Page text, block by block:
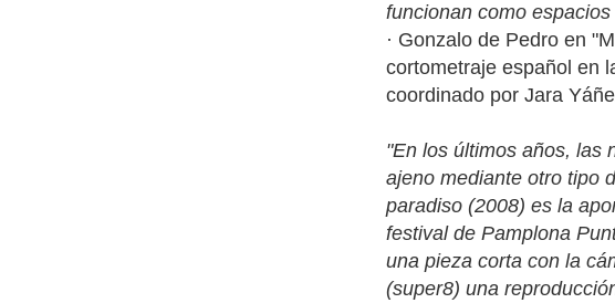
funcionan como
· Gonzalo de Pedro en
cortometraje español en
coordinado por Jara
"En los últimos años, las
ajeno mediante otro tipo
paradiso (2008) es la
festival de Pamplona
una pieza corta con la
(super8) una